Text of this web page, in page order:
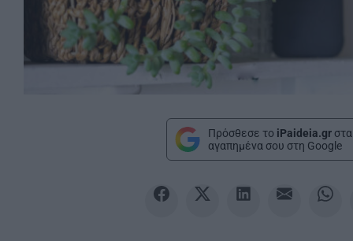
Πρόσθεσε το iPaideia.gr στα
αγαπημένα σου στη Google